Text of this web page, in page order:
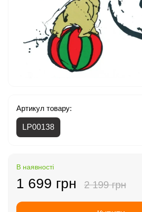
Артикул товару:
LP00138
В наявності
1 699 грн 2 199 грн